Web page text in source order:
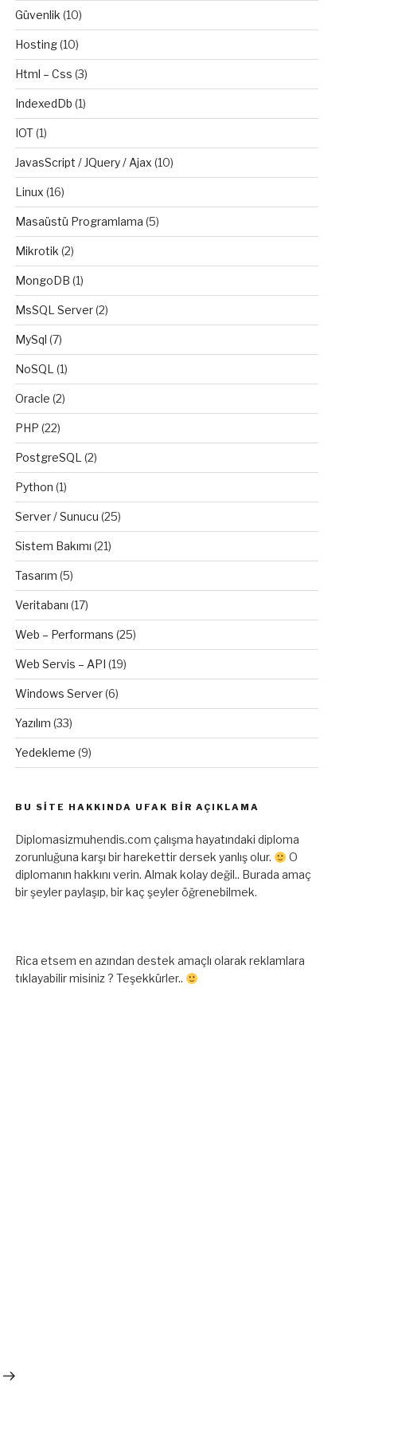
Yazı
Güvenlik (10)
Hosting(10)
Html – Css (3)
IndexedDb (1)
IOT(1)
JavasScript / JQuery / Ajax (10)
Linux (16)
Masaüstü Programlama (5)
Mikrotik (2)
MongoDB (1)
MsSQL Server(2)
MySql (7)
NoSQL (1)
Oracle (2)
PHP (22)
PostgreSQL (2)
Python (1)
Server / Sunucu (25)
Sistem Bakımı (21)
Tasarım (5)
Veritabanı (17)
Web – Performans (25)
Web Servis – API (19)
Windows Server(6)
Yazılım (33)
Yedekleme (9)
BU SITE HAKKINDA UFAK BIR AÇIKLAMA
Diplomasizmuhendis.com çalışma hayatındaki diploma
zorunluğuna karşı bir harekettir dersek yanlış olur.
O
diplomanın hakkını verin. Almak kolay değil.. Burada amaç
bir şeyler paylaşıp, bir kaç şeyler öğrenebilmek.
Rica etsem en azından destek amaçlı olarak reklamlara
tıklayabilir misiniz ? Teşekkürler..